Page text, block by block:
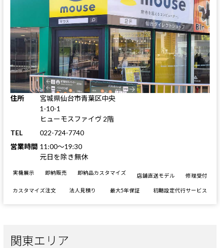
住所
宮城県仙台市青葉区中央
1-10-1
ヒューモスファイヴ 2階
TEL
022-724-7740
営業時間 11:00～19:30
元日を除き無休
実機展示 即納販売 即納品カスタマイズ 店舗直送モデル 修理受付
カスタマイズ注文 法人見積り 最大5年保証 初期設定代行サービス
関東エリア